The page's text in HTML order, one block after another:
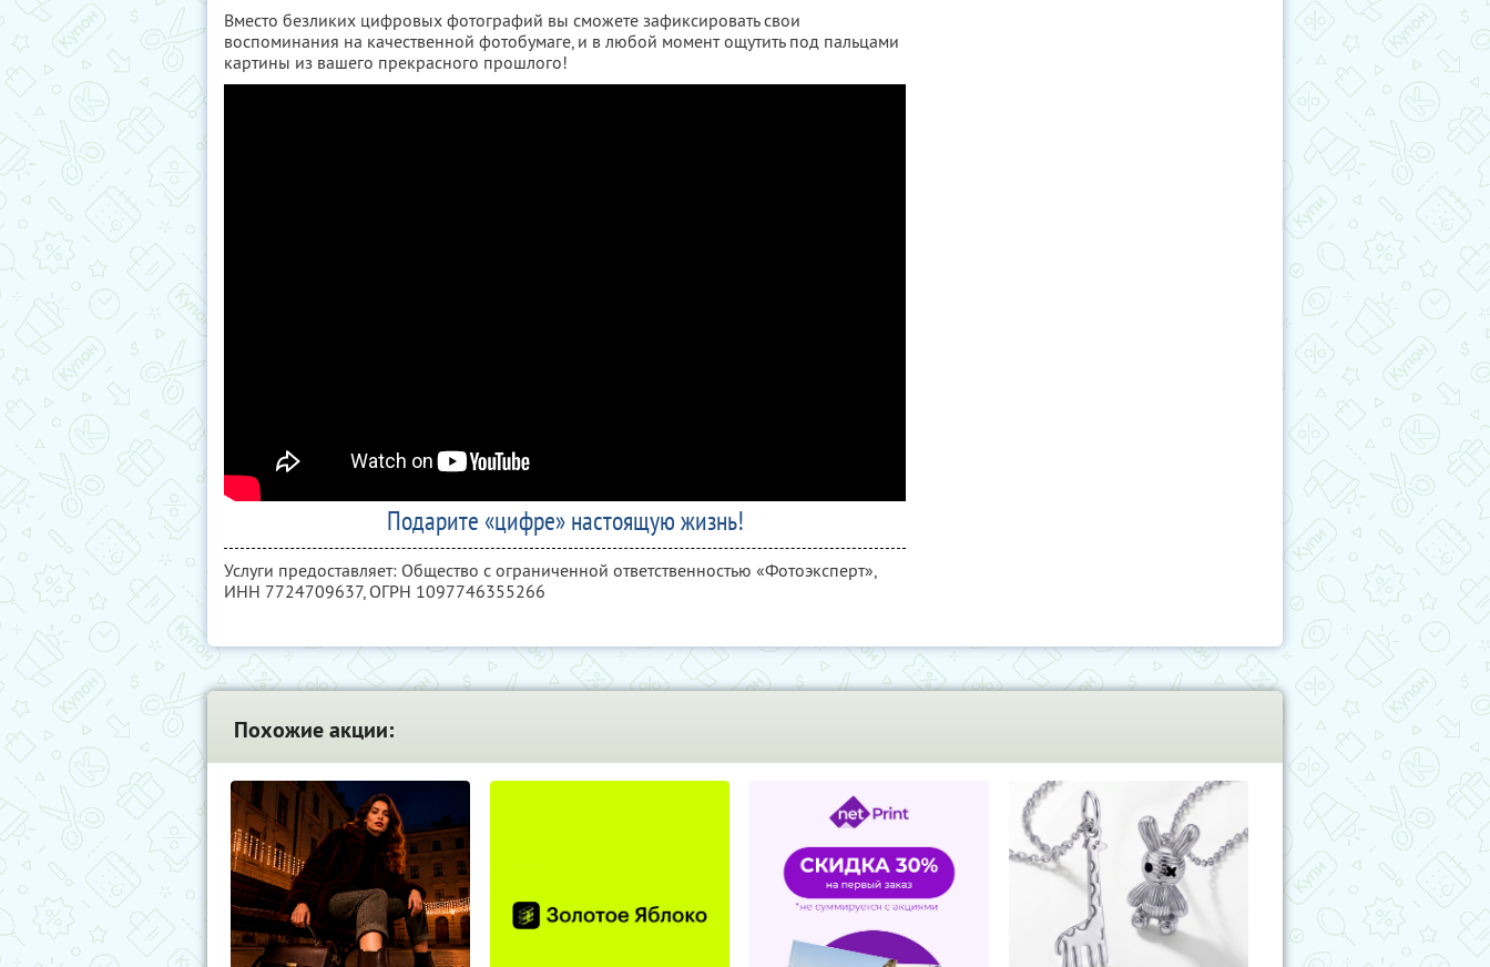
Вместо безликих цифровых фотографий вы сможете зафиксировать свои
воспоминания на качественной фотобумаге, и в любой момент ощутить под пальцами
картины из вашего прекрасного прошлого!
Подарите «цифре» настоящую жизнь!
Услуги предоставляет: Общество с ограниченной ответственностью «Фотоэксперт»,
ИНН 7724709637, ОГРН 1097746355266
Похожие акции: